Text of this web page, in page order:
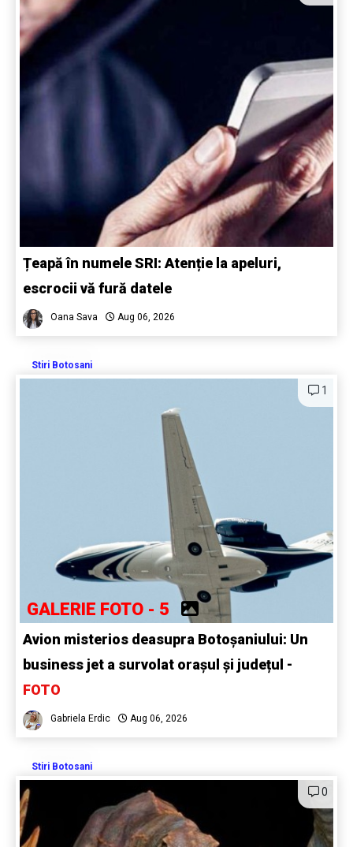
Țeapă în numele SRI: Atenție la apeluri,
escrocii vă fură datele
Oana Sava Aug 06, 2026
Stiri Botosani
1
GALERIE FOTO - 5
Avion misterios deasupra Botoșaniului: Un
business jet a survolat orașul și județul -
FOTO
Gabriela Erdic Aug 06, 2026
Stiri Botosani
0